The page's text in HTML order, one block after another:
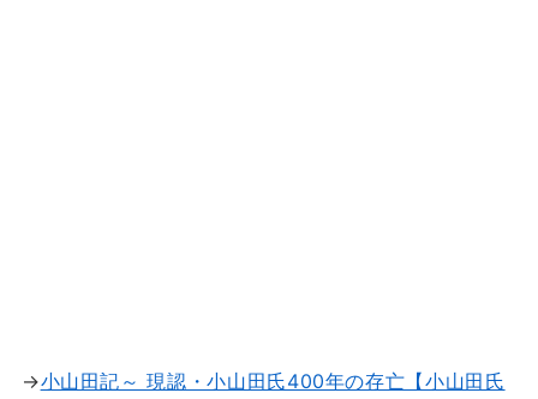
→小山田記～ 現認・小山田氏400年の存亡【小山田氏